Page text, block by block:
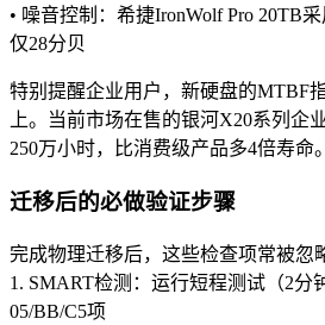
• 噪音控制：希捷IronWolf Pro 20TB
仅28分贝
特别提醒企业用户，新硬盘的MTBF
上。当前市场在售的银河X20系列企
250万小时，比消费级产品多4倍寿命。
迁移后的必做验证步骤
完成物理迁移后，这些检查项常被忽
1. SMART检测：运行短程测试（2分
05/BB/C5项